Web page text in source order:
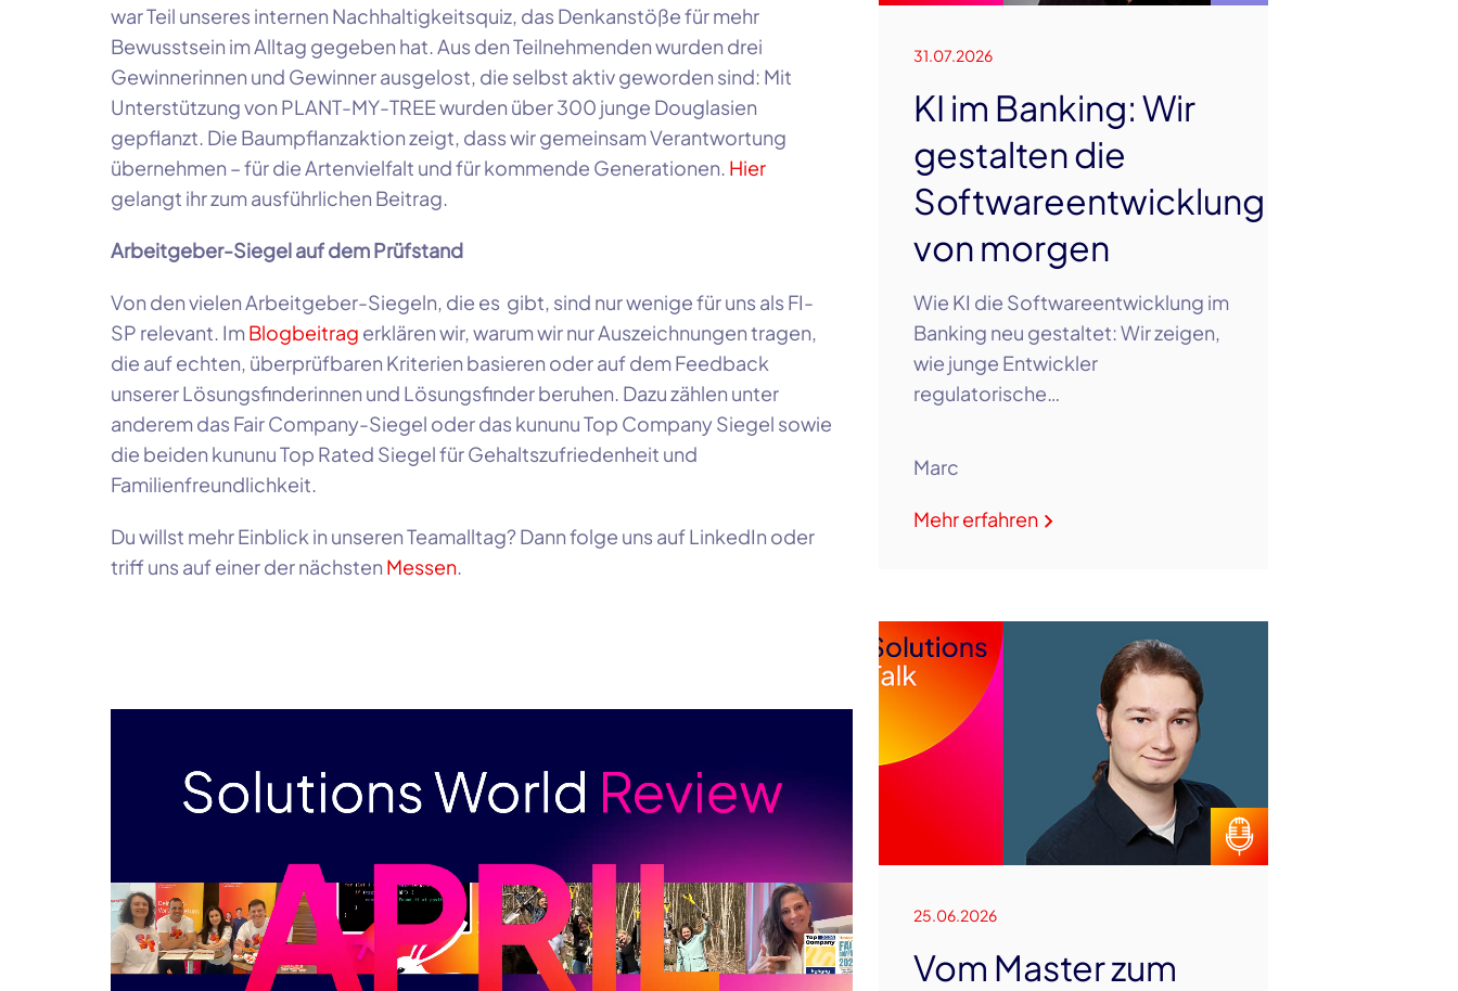
war Teil unseres internen Nachhaltigkeitsquiz, das Denkanstöße für mehr
Bewusstsein im Alltag gegeben hat. Aus den Teilnehmenden wurden drei
Gewinnerinnen und Gewinner ausgelost, die selbst aktiv geworden sind: Mit
Unterstützung von PLANT-MY-TREE wurden über 300 junge Douglasien
gepflanzt. Die Baumpflanzaktion zeigt, dass wir gemeinsam Verantwortung
übernehmen – für die Artenvielfalt und für kommende Generationen. Hier
gelangt ihr zum ausführlichen Beitrag.
Arbeitgeber-Siegel auf dem Prüfstand
Von den vielen Arbeitgeber-Siegeln, die es gibt, sind nur wenige für uns als FI-
SP relevant. ImBlogbeitrag erklären wir, warum wir nur Auszeichnungen tragen,
die auf echten, überprüfbaren Kriterien basieren oder auf dem Feedback
unserer Lösungsfinderinnen und Lösungsfinder beruhen. Dazu zählen unter
anderem das Fair Company-Siegel oder das kununu Top Company Siegel sowie
die beiden kununu Top Rated Siegel für Gehaltszufriedenheit und
Familienfreundlichkeit.
Du willst mehr Einblick in unseren Teamalltag? Dann folge uns auf LinkedIn oder
triff uns auf einer der nächsten Messen.
31.07.2026
KI im Banking: Wir
gestalten die
Softwareentwicklung
von morgen
Wie KI die Softwareentwicklung im
Banking neu gestaltet: Wir zeigen,
wie junge Entwickler
regulatorische…
Marc
Mehr erfahren
25.06.2026
Vom Master zum